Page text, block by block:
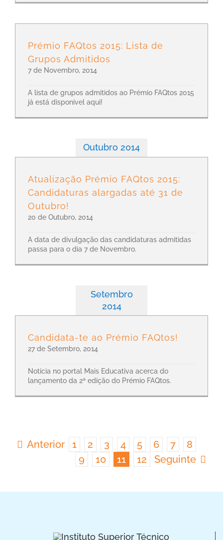
Prémio FAQtos 2015: Lista de
Grupos Admitidos
7 de Novembro, 2014
A lista de grupos admitidos ao Prémio FAQtos 2015
já está disponível aqui!
Outubro 2014
Atualização Prémio FAQtos 2015:
Candidaturas alargadas até 31 de
Outubro!
20 de Outubro, 2014
A data de divulgação das candidaturas admitidas
passa para o dia 7 de Novembro.
Setembro
2014
Candidata-te ao Prémio FAQtos!
27 de Setembro, 2014
Notícia no portal Mais Educativa acerca do
lançamento da 2ª edição do Prémio FAQtos.
Anterior 1 2 3 4 5 6 7
8
9
10 11 12 Seguinte